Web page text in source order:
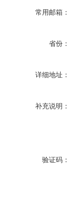
常用邮箱：
省份：
详细地址：
补充说明：
验证码：